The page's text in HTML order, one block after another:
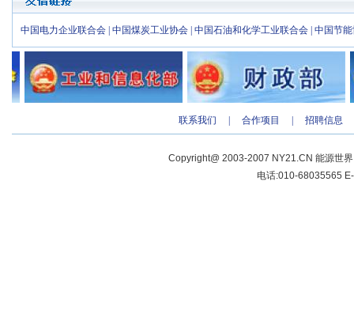
中国电力企业联合会 中国煤炭工业协会 中国石油和化学工业联合会 中国节
联系我们 合作项目 招聘信息
Copyright@ 2003-2007 NY21.CN 能源世
电话:010-68035565